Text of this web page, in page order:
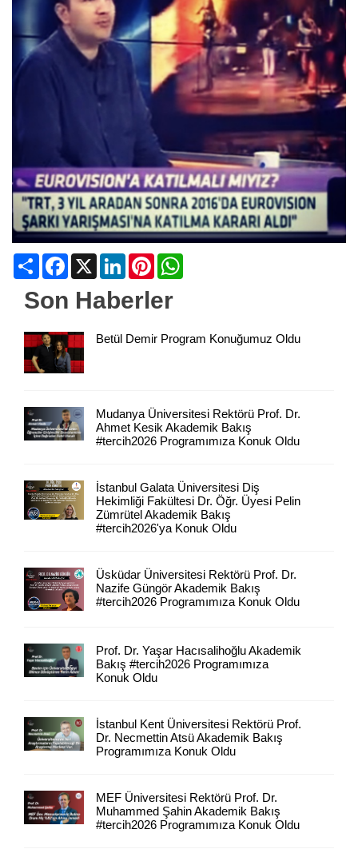
Share Facebook
X LinkedInPinterest
Son Haberler
Betül Demir Program Konuğumuz Oldu
Mudanya Üniversitesi Rektörü Prof. Dr.
Ahmet Kesik Akademik Bakış
#tercih2026 Programımıza Konuk Oldu
İstanbul Galata Üniversitesi Diş
Hekimliği Fakültesi Dr. Öğr. Üyesi Pelin
Zümrütel Akademik Bakış
#tercih2026'ya Konuk Oldu
Üsküdar Üniversitesi Rektörü Prof. Dr.
Nazife Güngör Akademik Bakış
#tercih2026 Programımıza Konuk Oldu
Prof. Dr. Yaşar Hacısalihoğlu Akademik
Bakış #tercih2026 Programımıza
Konuk Oldu
İstanbul Kent Üniversitesi Rektörü Prof.
Dr. Necmettin Atsü Akademik Bakış
Programımıza Konuk Oldu
MEF Üniversitesi Rektörü Prof. Dr.
Muhammed Şahin Akademik Bakış
#tercih2026 Programımıza Konuk Oldu